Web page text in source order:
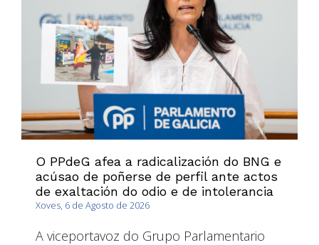
O PPdeG afea a radicalización do BNG e
acúsao de poñerse de perfil ante actos
de exaltación do odio e de intolerancia
Xoves, 6 de Agosto de 2026
A viceportavoz do Grupo Parlamentario